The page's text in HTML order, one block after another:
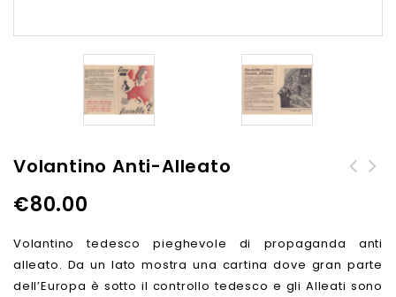
Volantino Anti-Alleato
€80.00
Volantino tedesco pieghevole di propaganda anti
alleato. Da un lato mostra una cartina dove gran parte
dell’Europa è sotto il controllo tedesco e gli Alleati sono